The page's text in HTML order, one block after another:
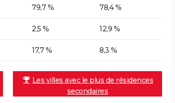
79,7 % 78,4 %
2,5 % 12,9 %
17,7 % 8,3 %
Les villes avec le plus de résidences
secondaires